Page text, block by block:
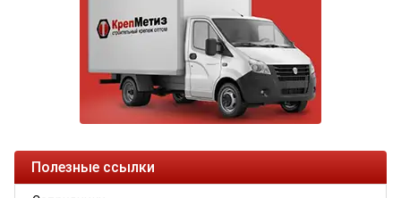
Полезные ссылки